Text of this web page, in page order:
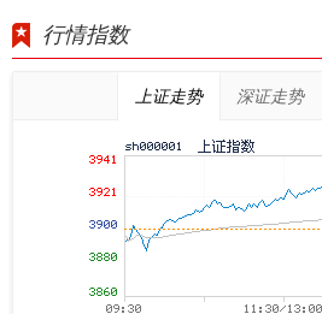
行情指数
上证走势 深证走势